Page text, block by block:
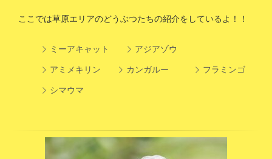
ここでは草原エリアのどうぶつたちの紹介をしているよ！！
ミーアキャット アジアゾウ
アミメキリン カンガルー フラミンゴ
シマウマ